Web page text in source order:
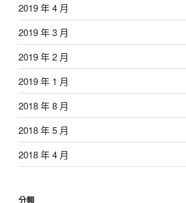
2019 年 4 月
2019 年 3 月
2019 年 2 月
2019 年 1 月
2018 年 8 月
2018 年 5 月
2018 年 4 月
分類